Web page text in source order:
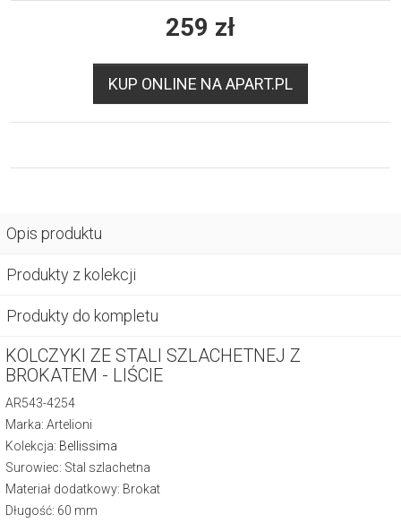
259 zł
KUP ONLINE NA APART.PL
Opis produktu
Produkty z kolekcji
Produkty do kompletu
KOLCZYKI ZE STALI SZLACHETNEJ Z
BROKATEM - LIŚCIE
AR543-4254
Marka: Artelioni
Kolekcja: Bellissima
Surowiec: Stal szlachetna
Materiał dodatkowy: Brokat
Długość: 60 mm